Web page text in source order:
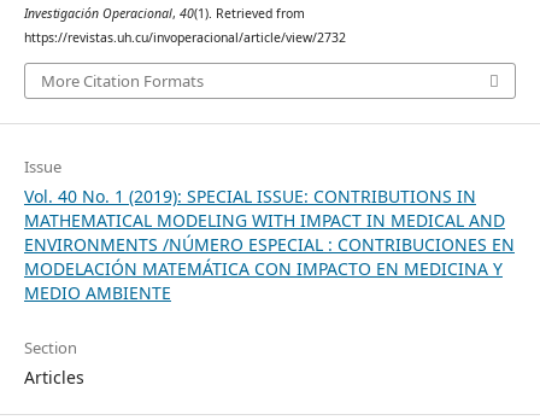
Investigación Operacional, 40(1). Retrieved from
https://revistas.uh.cu/invoperacional/article/view/2732
More Citation Formats
Issue
Vol. 40 No. 1 (2019): SPECIAL ISSUE: CONTRIBUTIONS IN
MATHEMATICAL MODELING WITH IMPACT IN MEDICAL AND
ENVIRONMENTS /NÚMERO ESPECIAL : CONTRIBUCIONES EN
MODELACIÓN MATEMÁTICA CON IMPACTO EN MEDICINA Y
MEDIO AMBIENTE
Section
Articles